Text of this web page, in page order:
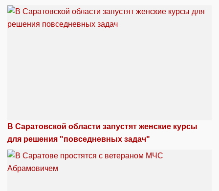
В Саратовской области запустят женские курсы
для решения "повседневных задач"